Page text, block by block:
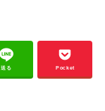
送る Pocket